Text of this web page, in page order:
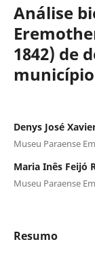
Análise
1842) de
Denys José
Museu Paraense
Maria Inês Feijó
Museu Paraense
Resumo